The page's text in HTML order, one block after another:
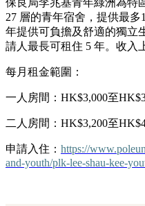
保良局李兆基青年綠洲為特
27 層的青年宿舍，提供最多
年提供可負擔及舒適的獨立
請人最長可租住 5 年。收入
每月租金範圍：
一人房間：HK$3,000至
二人房間：HK$3,200至
申請入住： https://
and-youth/plk-lee-shau-kee-